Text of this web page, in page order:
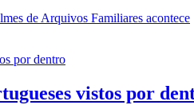
de Arquivos Familiares acontece
vistos por